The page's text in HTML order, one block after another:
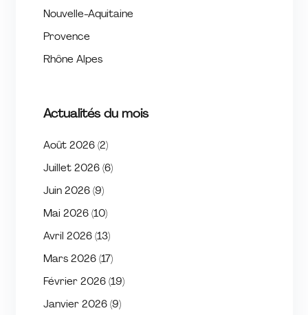
Nouvelle-Aquitaine
Provence
Rhône Alpes
Actualités du mois
Août 2026 (2)
Juillet 2026 (6)
Juin 2026 (9)
Mai 2026 (10)
Avril 2026 (13)
Mars 2026 (17)
Février 2026 (19)
Janvier 2026 (9)